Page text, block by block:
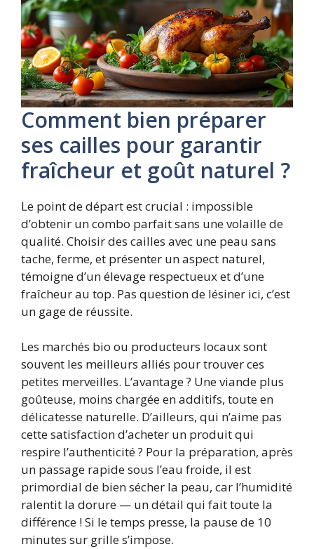
Comment bien préparer
ses cailles pour garantir
fraîcheur et goût naturel ?
Le point de départ est crucial : impossible
d’obtenir un combo parfait sans une volaille de
qualité. Choisir des cailles avec une peau sans
tache, ferme, et présenter un aspect naturel,
témoigne d’un élevage respectueux et d’une
fraîcheur au top. Pas question de lésiner ici, c’est
un gage de réussite.
Les marchés bio ou producteurs locaux sont
souvent les meilleurs alliés pour trouver ces
petites merveilles. L’avantage ? Une viande plus
goûteuse, moins chargée en additifs, toute en
délicatesse naturelle. D’ailleurs, qui n’aime pas
cette satisfaction d’acheter un produit qui
respire l’authenticité ? Pour la préparation, après
un passage rapide sous l’eau froide, il est
primordial de bien sécher la peau, car l’humidité
ralentit la dorure — un détail qui fait toute la
différence ! Si le temps presse, la pause de 10
minutes sur grille s’impose.